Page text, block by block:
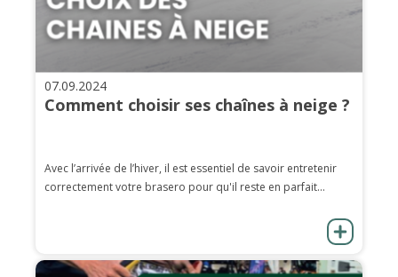
07.09.2024
Comment choisir ses chaînes à neige ?
Avec l’arrivée de l’hiver, il est essentiel de savoir entretenir
correctement votre brasero pour qu'il reste en parfait...